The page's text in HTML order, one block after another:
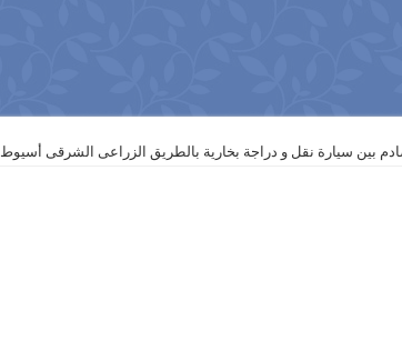
بين سيارة نقل و دراجة بخارية بالطريق الزراعى الشرقى أسيوط